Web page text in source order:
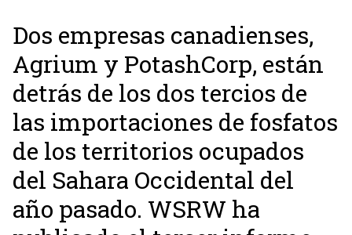
Dos empresas canadienses,
Agrium y PotashCorp, están
detrás de los dos tercios de
las importaciones de fosfatos
de los territorios ocupados
del Sahara Occidental del
año pasado. WSRW ha